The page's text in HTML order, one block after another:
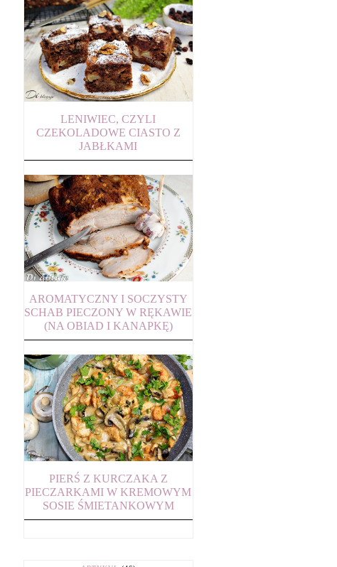
LENIWIEC, CZYLI
CZEKOLADOWE CIASTO Z
JABŁKAMI
AROMATYCZNY I SOCZYSTY
SCHAB PIECZONY W RĘKAWIE
(NA OBIAD I KANAPKĘ)
PIERŚ Z KURCZAKA Z
PIECZARKAMI W KREMOWYM
SOSIE ŚMIETANKOWYM